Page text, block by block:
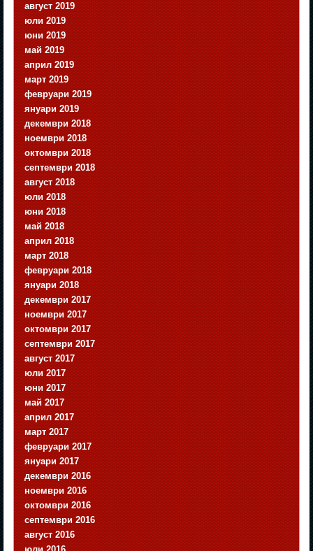
август 2019
юли 2019
юни 2019
май 2019
април 2019
март 2019
февруари 2019
януари 2019
декември 2018
ноември 2018
октомври 2018
септември 2018
август 2018
юли 2018
юни 2018
май 2018
април 2018
март 2018
февруари 2018
януари 2018
декември 2017
ноември 2017
октомври 2017
септември 2017
август 2017
юли 2017
юни 2017
май 2017
април 2017
март 2017
февруари 2017
януари 2017
декември 2016
ноември 2016
октомври 2016
септември 2016
август 2016